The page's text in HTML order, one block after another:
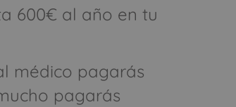
600€ al año en tu
médico pagarás
pagarás